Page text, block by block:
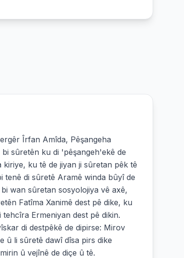
Îrfan Amîda, Pêşangeha
sûretên ku di 'pêşangeh'ekê de
ku tê de jiyan ji sûretan pêk tê
tenê di sûretê Aramê winda bûyî de
wan sûretan sosyolojiya vê axê,
Fatîma Xanimê dest pê dike, ku
Ermeniyan dest pê dikin.
di destpêkê de dipirse: Mirov
û li sûretê dawî dîsa pirs dike
û vejînê de diçe û tê.